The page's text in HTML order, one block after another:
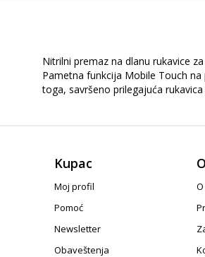
Nitrilni premaz na dlanu rukavice
Pametna funkcija Mobile Touch
toga, savršeno prilegajuća
Kupac
Moj profil
Pomoć
Newsletter
Obaveštenja